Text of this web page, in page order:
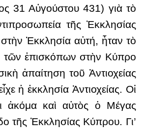
31 Αὐγούστου 431) γιὰ τὸ
τῆς Ἐκκλησίας
Ἐκκλησία αὐτή, ἦταν τὸ
τῶν ἐπισκόπων στὴν Κύπρο
ἀπαίτηση τοῦ Ἀντιοχείας
ἡ ἐκκλησία Ἀντιοχείας. Οἱ
ἀκόμα καὶ αὐτὸς ὁ Μέγας
τῆς Ἐκκλησίας Κύπρου. Γι’